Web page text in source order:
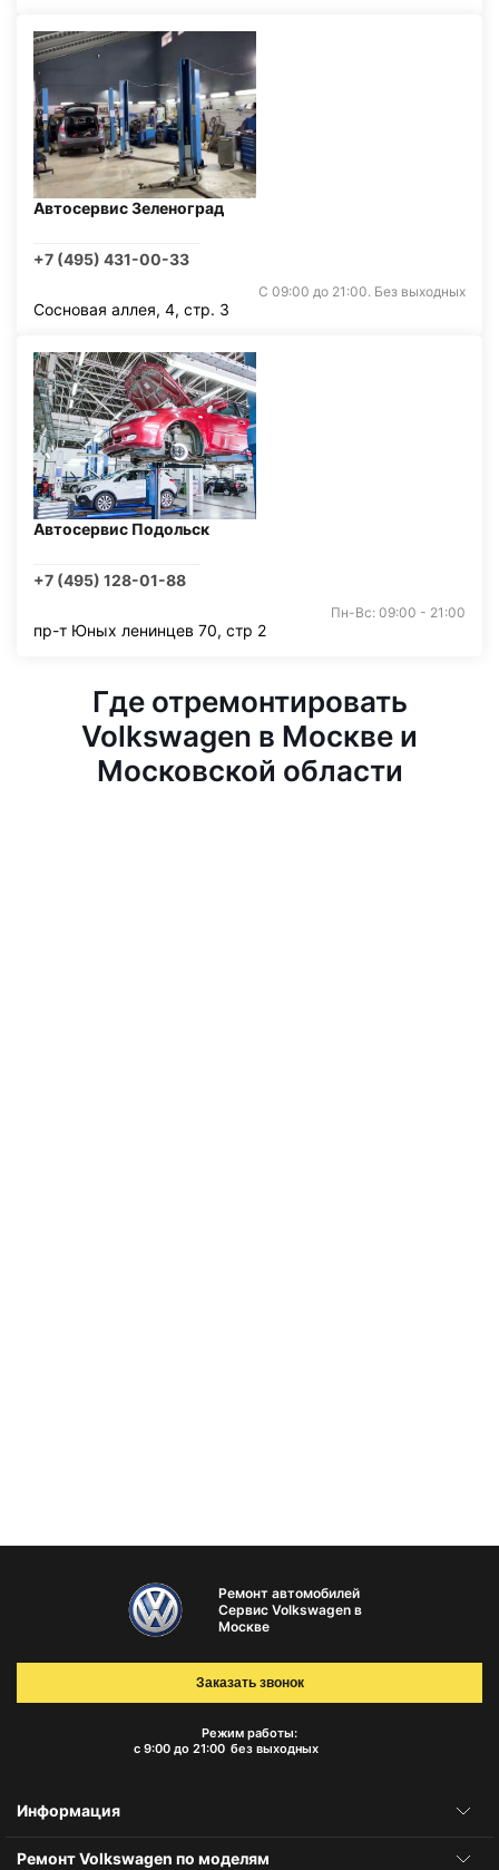
Автосервис Зеленоград
+7 (495) 431-00-33
С 09:00 до 21:00. Без выходных
Сосновая аллея, 4, стр. 3
Автосервис Подольск
+7 (495) 128-01-88
Пн-Вс: 09:00 - 21:00
пр-т Юных ленинцев 70, стр 2
Где отремонтировать
Volkswagen в Москве и
Московской области
Ремонт автомобилей
Сервис Volkswagen в
Москве
Режим работы:
с 9:00 до 21:00 без выходных
Заказать звонок
Информация
Ремонт Volkswagen по моделям